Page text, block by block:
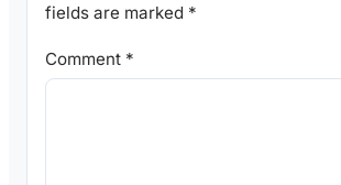
fields are marked *
Comment *